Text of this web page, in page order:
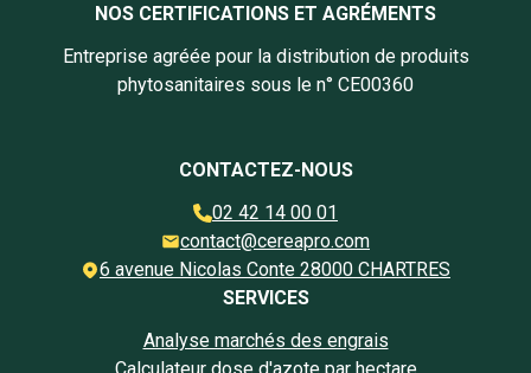
NOS CERTIFICATIONS ET AGRÉMENTS
Entreprise agréée pour la distribution de produits
phytosanitaires sous le n° CE00360
CONTACTEZ-NOUS
02 42 14 00 01
contact@cereapro.com
6 avenue Nicolas Conte 28000 CHARTRES
SERVICES
Analyse marchés des engrais